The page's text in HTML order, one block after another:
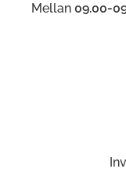
Mellan09.00-